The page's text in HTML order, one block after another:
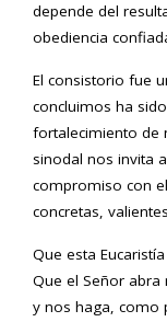
depende del
obediencia
El consistorio fue
concluimos ha
fortalecimiento de
sinodal nos invita
compromiso con
concretas,
Que esta
Que el Señor
y nos haga, como